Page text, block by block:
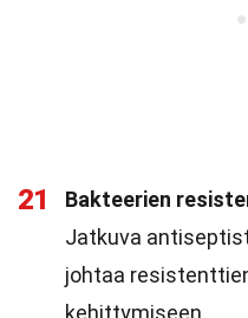
21
Bakteerien
Jatkuva
johtaa
kehittymiseen.